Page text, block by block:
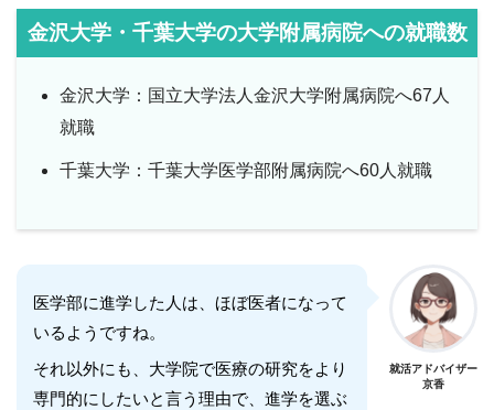
金沢大学・千葉大学の大学附属病院への就職数
金沢大学：国立大学法人金沢大学附属病院へ67人
就職
千葉大学：千葉大学医学部附属病院へ60人就職
医学部に進学した人は、ほぼ医者になって
いるようですね。
それ以外にも、大学院で医療の研究をより
専門的にしたいと言う理由で、進学を選ぶ
就活アドバイザー
京香